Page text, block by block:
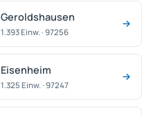
Geroldshausen
1.393 Einw. · 97256
Eisenheim
1.325 Einw. · 97247